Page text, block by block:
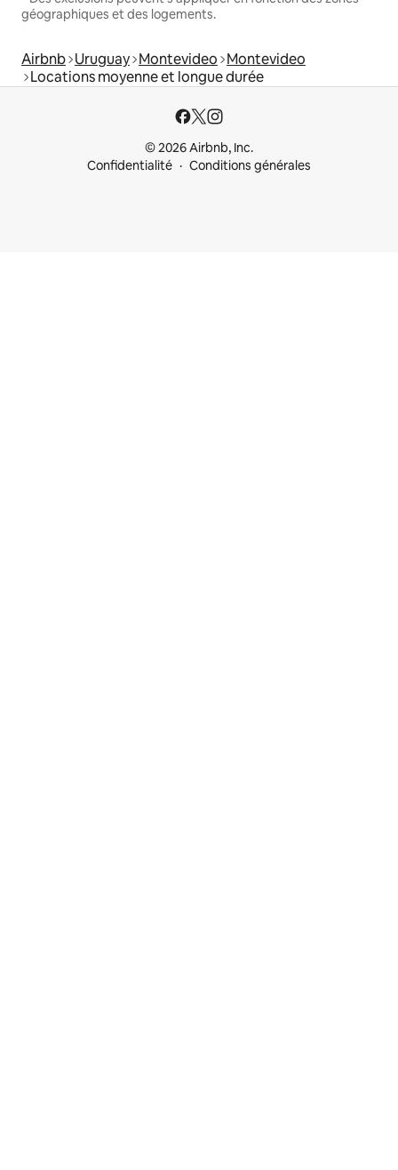
géographiques et des logements.
Airbnb Uruguay Montevideo Montevideo
Locations moyenne et longue durée
© 2026 Airbnb, Inc.
Confidentialité
Conditions générales